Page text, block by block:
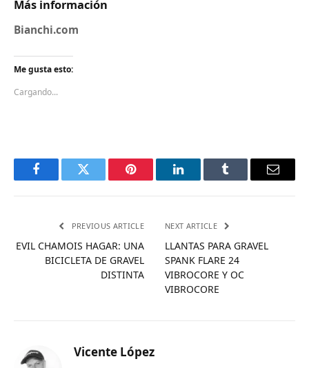
Más información
Bianchi.com
Me gusta esto:
Cargando...
FacebookTwitter Pinterest LinkedInTumblr Email
PREVIOUS ARTICLE
EVIL CHAMOIS HAGAR: UNA
BICICLETA DE GRAVEL
DISTINTA
NEXT ARTICLE
LLANTAS PARA GRAVEL
SPANK FLARE 24
VIBROCORE Y OC
VIBROCORE
Vicente López